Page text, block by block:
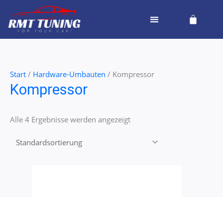
Inhalt
springen
Cart
Start / Hardware-Umbauten / Kompressor
Kompressor
Alle 4 Ergebnisse werden angezeigt